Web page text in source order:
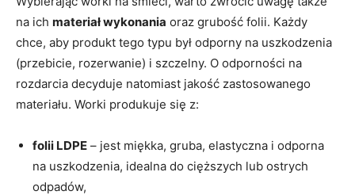
na ich materiał wykonania oraz grubość folii. Każdy
chce, aby produkt tego typu był odporny na uszkodzenia
(przebicie, rozerwanie) i szczelny. O odporności na
rozdarcia decyduje natomiast jakość zastosowanego
materiału. Worki produkuje się z:
folii LDPE – jest miękka, gruba, elastyczna i odporna
na uszkodzenia, idealna do cięższych lub ostrych
odpadów,